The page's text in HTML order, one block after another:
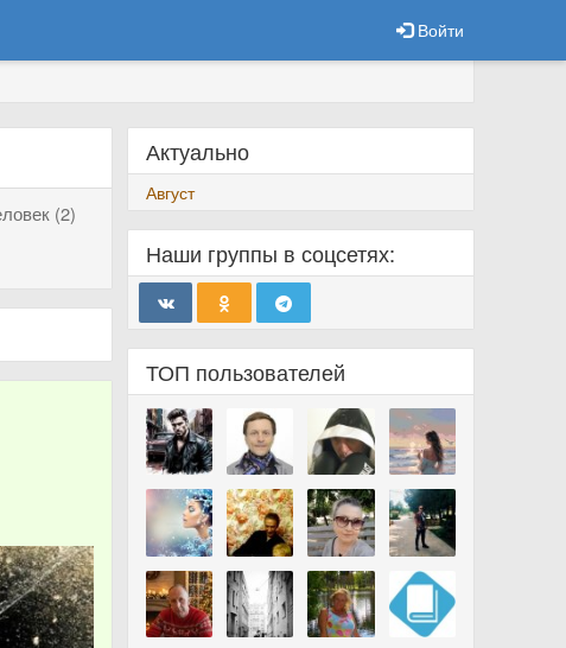
Войти
(2)
Актуально
Август
Наши группы в соцсетях:
ТОП пользователей